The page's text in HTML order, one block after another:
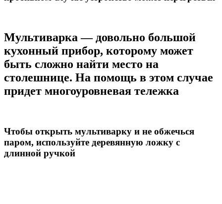
Мультиварка — довольно большой
кухонный прибор, которому может
быть сложно найти место на
столешнице. На помощь в этом случае
придет многоуровневая тележка
Чтобы открыть мультиварку и не обжечься
паром, используйте деревянную ложку с
длинной ручкой